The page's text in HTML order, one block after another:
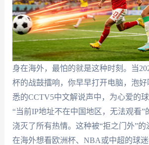
身在海外，最怕的就是这种时刻。当
杯的战鼓擂响，你早早打开电脑，泡
悉的CCTV5中文解说声中，为心爱的球
“当前IP地址不在中国地区，无法观看”
浇灭了所有热情。这种被“拒之门外”
在海外想看欧洲杯、NBA或中超的球